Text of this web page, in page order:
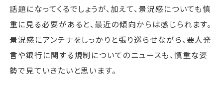
話題になってくるでしょうが、加えて、景況感についても慎
重に見る必要があると、最近の傾向からは感じられます。
景況感にアンテナをしっかりと張り巡らせながら、要人発
言や銀行に関する規制についてのニュースも、慎重な姿
勢で見ていきたいと思います。